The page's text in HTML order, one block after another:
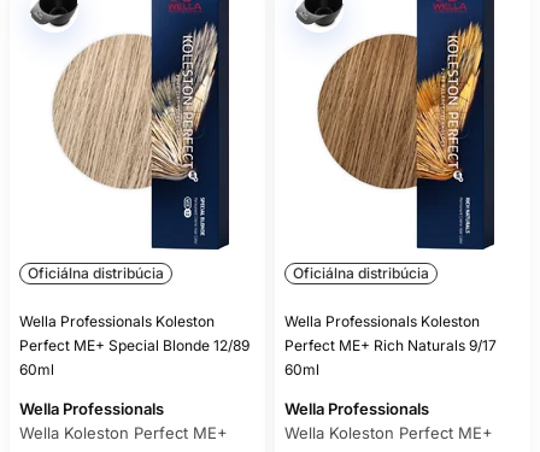
Oficiálna distribúcia
Wella Professionals Koleston
Perfect ME+ Special Blonde 12/89
60ml
Wella Professionals
Wella Koleston Perfect ME+
Oficiálna distribúcia
Wella Professionals Koleston
Perfect ME+ Rich Naturals 9/17
60ml
Wella Professionals
Wella Koleston Perfect ME+